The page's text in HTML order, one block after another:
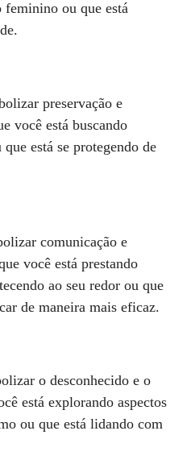
feminino ou que está
preservação e
você está buscando
está se protegendo de
comunicação e
você está prestando
ao seu redor ou que
de maneira mais eficaz.
o desconhecido e o
está explorando aspectos
ou que está lidando com